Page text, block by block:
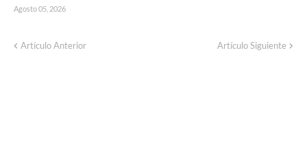
Agosto 05, 2026
Artículo Anterior Artículo Siguiente